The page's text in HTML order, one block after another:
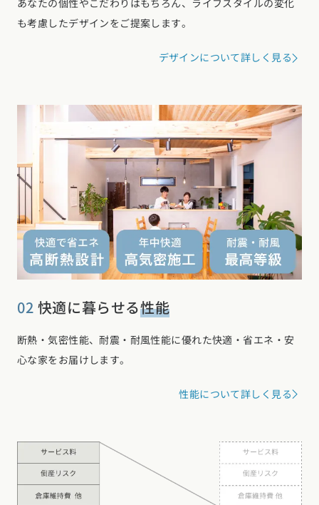
あなたの個性やこだわりはもちろん、ライフスタイルの変化
も考慮したデザインをご提案します。
デザインについて詳しく見る
02 快適に暮らせる性能
断熱・気密性能、耐震・耐風性能に優れた快適・省エネ・安
心な家をお届けします。
性能について詳しく見る